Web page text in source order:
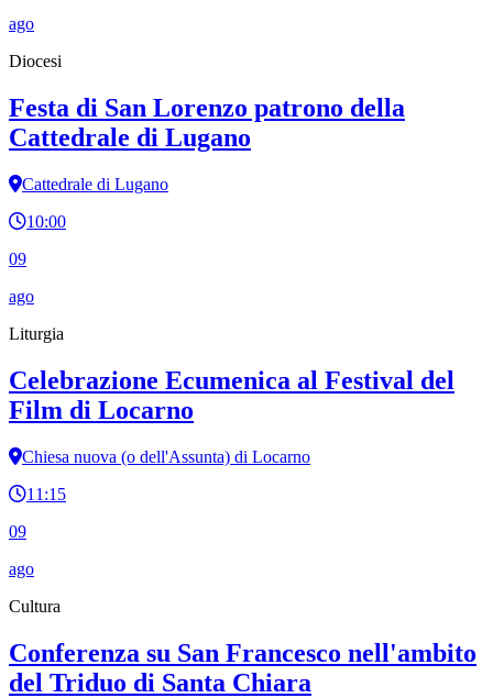
ago
Diocesi
Festa di San Lorenzo patrono della
Cattedrale di Lugano
Cattedrale di Lugano
10:00
09
ago
Liturgia
Celebrazione Ecumenica al Festival del
Film di Locarno
Chiesa nuova (o dell'Assunta) di Locarno
11:15
09
ago
Cultura
Conferenza su San Francesco nell'ambito
del Triduo di Santa Chiara